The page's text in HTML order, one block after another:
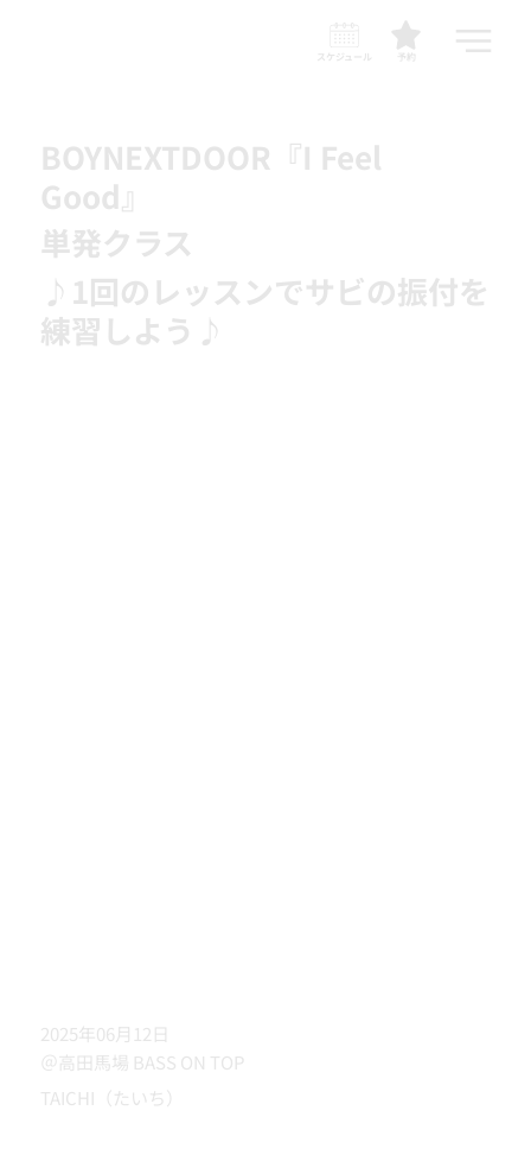
予約
スケジュール
BOYNEXTDOOR『I Feel
Good』
単発クラス
♪1回のレッスンでサビの振付を
練習しよう♪
2025年06月12日
＠高田馬場 BASS ON TOP
TAICHI（たいち）